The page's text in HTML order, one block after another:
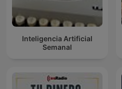
Inteligencia Artificial
Semanal